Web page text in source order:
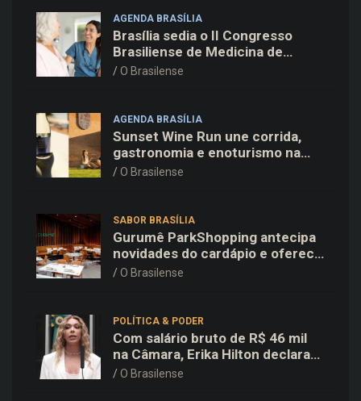
AGENDA BRASÍLIA
Brasília sedia o II Congresso
Brasiliense de Medicina de
Família e Comunidade na Fiocruz
O Brasilense
AGENDA BRASÍLIA
Sunset Wine Run une corrida,
gastronomia e enoturismo na
Vinícola Brasília
O Brasilense
SABOR BRASÍLIA
Gurumê ParkShopping antecipa
novidades do cardápio e oferece
25% de desconto no delivery
O Brasilense
POLÍTICA & PODER
Com salário bruto de R$ 46 mil
na Câmara, Erika Hilton declara
patrimônio de R$ 15,9 mil ao TSE
O Brasilense